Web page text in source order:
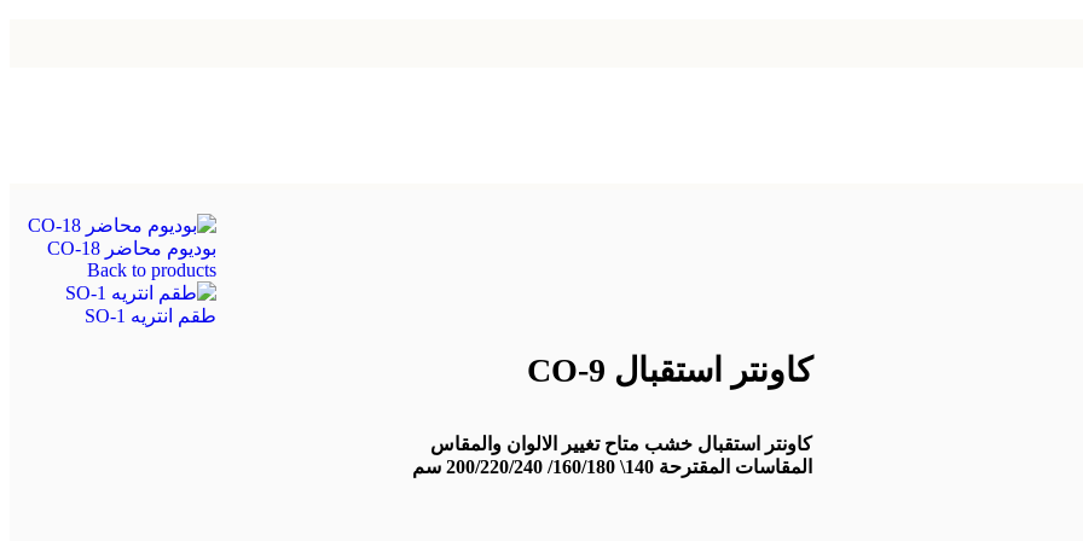
بوديوم محاضر CO-18
Back to products
طقم انتريه SO-1
كاونتر استقبال CO-9
كاونتر استقبال خشب متاح تغيير الالوان والمقاس
المقاسات المقترحة 140\ 160/180/ 200/220/240 سم